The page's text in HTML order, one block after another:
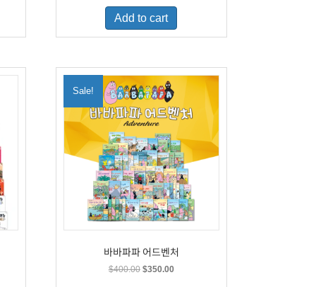
was:
$350.00.
is:
Add to cart
Sale!
바바파파 어드벤처
$400.00 Original
$350.00Current